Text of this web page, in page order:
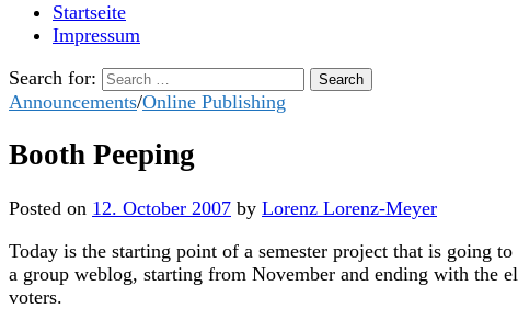
Startseite
Impressum
Search for:
Announcements/Online Publishing
Booth Peeping
Posted on 12. October 2007 by Lorenz Lorenz-Meyer
Today is the starting point of a semester project that is going
a group weblog, starting from November and ending with the
voters.